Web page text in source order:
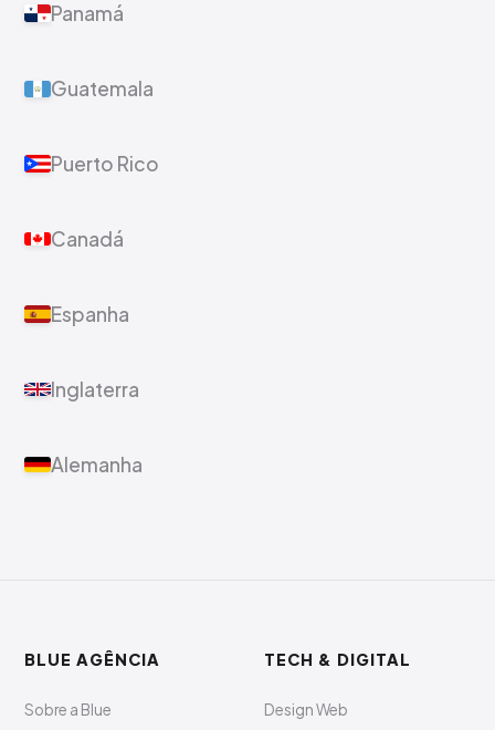
Panamá
Guatemala
Puerto Rico
Canadá
Espanha
Inglaterra
Alemanha
BLUE AGÊNCIA
Sobre a Blue
TECH & DIGITAL
Design Web